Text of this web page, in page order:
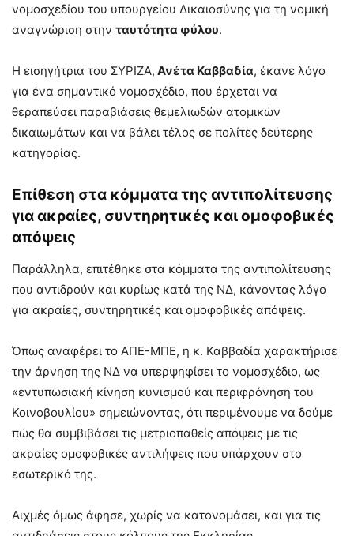
νομοσχεδίου του υπουργείου Δικαιοσύνης για τη νομική
αναγνώριση στην ταυτότητα φύλου.
Η εισηγήτρια του ΣΥΡΙΖΑ, Ανέτα Καββαδία, έκανε λόγο
για ένα σημαντικό νομοσχέδιο, που έρχεται να
θεραπεύσει παραβιάσεις θεμελιωδών ατομικών
δικαιωμάτων και να βάλει τέλος σε πολίτες δεύτερης
κατηγορίας.
Επίθεση στα κόμματα της αντιπολίτευσης
για ακραίες, συντηρητικές και ομοφοβικές
απόψεις
Παράλληλα, επιτέθηκε στα κόμματα της αντιπολίτευσης
που αντιδρούν και κυρίως κατά της ΝΔ, κάνοντας λόγο
για ακραίες, συντηρητικές και ομοφοβικές απόψεις.
Όπως αναφέρει το ΑΠΕ-ΜΠΕ, η κ. Καββαδία χαρακτήρισε
την άρνηση της ΝΔ να υπερψηφίσει το νομοσχέδιο, ως
«εντυπωσιακή κίνηση κυνισμού και περιφρόνηση του
Κοινοβουλίου» σημειώνοντας, ότι περιμένουμε να δούμε
πώς θα συμβιβάσει τις μετριοπαθείς απόψεις με τις
ακραίες ομοφοβικές αντιλήψεις που υπάρχουν στο
εσωτερικό της.
Αιχμές όμως άφησε, χωρίς να κατονομάσει, και για τις